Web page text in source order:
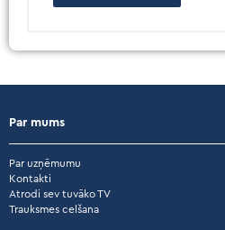
Par mums
Par uzņēmumu
Kontakti
Atrodi sev tuvāko TV
Trauksmes celšana